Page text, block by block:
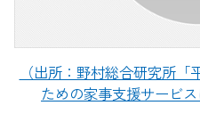
（出所：野村総合研究所
ための家事支援サービス